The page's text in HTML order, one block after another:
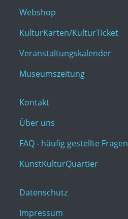
Webshop
KulturKarten/KulturTicket
Veranstaltungskalender
Museumszeitung
Kontakt
Über uns
FAQ - häufig gestellte Fragen
KunstKulturQuartier
Datenschutz
Impressum